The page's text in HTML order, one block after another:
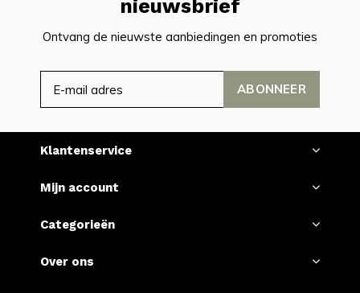
nieuwsbrief
Ontvang de nieuwste aanbiedingen en promoties
ABONNEER
Klantenservice
Mijn account
Categorieën
Over ons